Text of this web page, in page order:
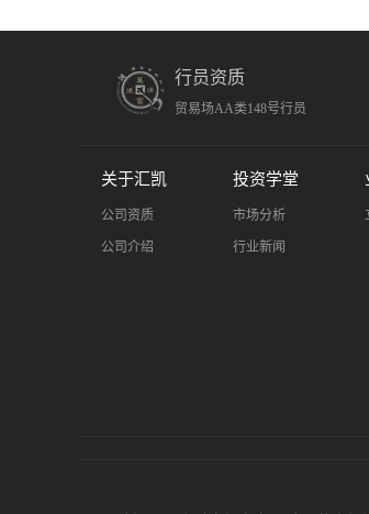
行员资质
贸易场AA类148号行员
关于汇凯
公司资质
公司介绍
投资学堂
市场分析
行业新闻